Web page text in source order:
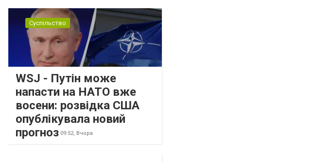
Суспільство
WSJ - Путін може
напасти на НАТО вже
восени: розвідка США
опублікувала новий
прогноз 09:52, Вчора